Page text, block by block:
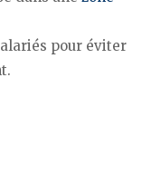
pour éviter